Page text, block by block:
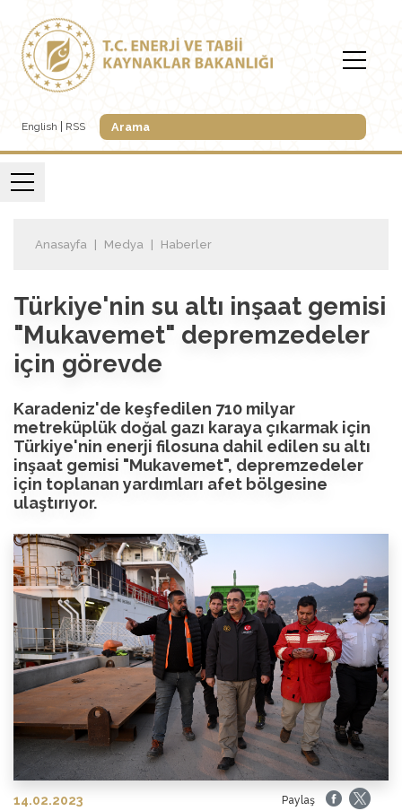
English RSS
Anasayfa Medya Haberler
Türkiye'nin su altı inşaat gemisi
"Mukavemet" depremzedeler
için görevde
Karadeniz'de keşfedilen 710 milyar
metreküplük doğal gazı karaya çıkarmak için
Türkiye'nin enerji filosuna dahil edilen su altı
inşaat gemisi "Mukavemet", depremzedeler
için toplanan yardımları afet bölgesine
ulaştırıyor.
14.02.2023 Paylaş